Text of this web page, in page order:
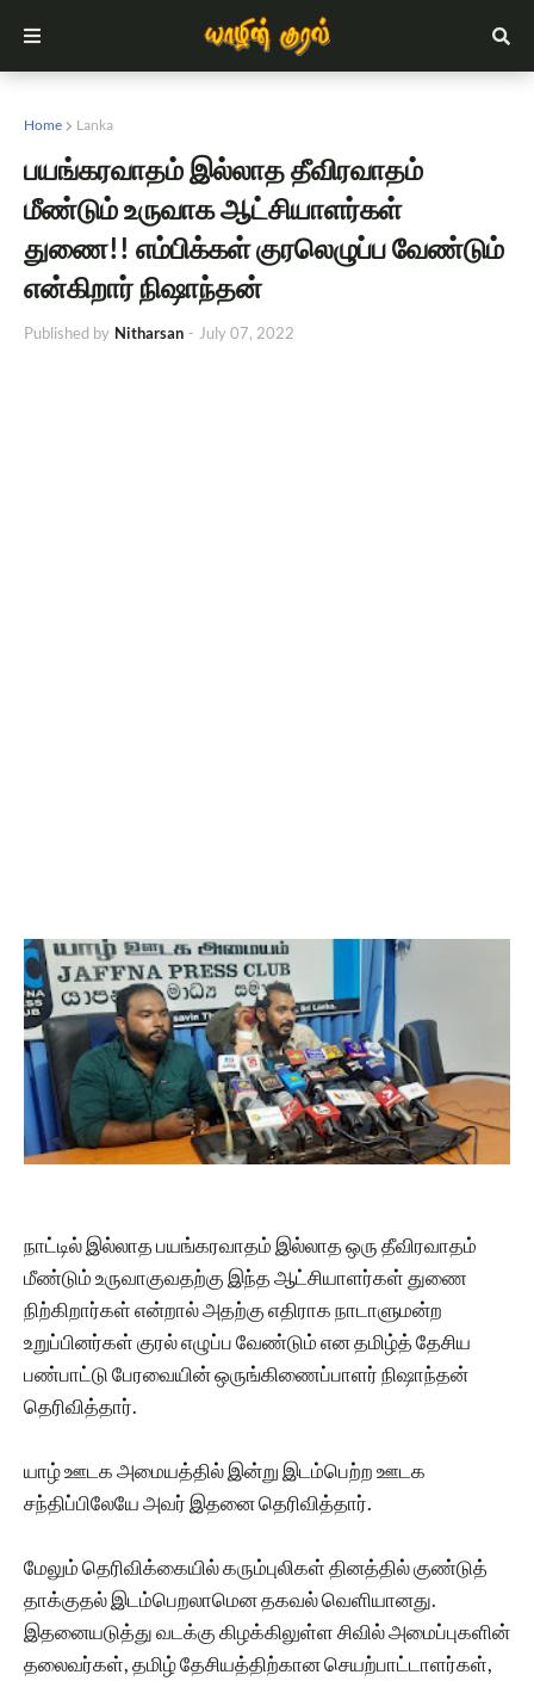
Home Lanka
பயங்கரவாதம் இல்லாத தீவிரவாதம்
மீண்டும் உருவாக ஆட்சியாளர்கள்
துணை!! எம்பிக்கள் குரலெழுப்ப வேண்டும்
என்கிறார் நிஷாந்தன்
Published by Nitharsan - July 07, 2022
நாட்டில் இல்லாத பயங்கரவாதம் இல்லாத ஒரு தீவிரவாதம்
மீண்டும் உருவாகுவதற்கு இந்த ஆட்சியாளர்கள் துணை
நிற்கிறார்கள் என்றால் அதற்கு எதிராக நாடாளுமன்ற
உறுப்பினர்கள் குரல் எழுப்ப வேண்டும் என தமிழ்த் தேசிய
பண்பாட்டு பேரவையின் ஒருங்கிணைப்பாளர் நிஷாந்தன்
தெரிவித்தார்.
யாழ் ஊடக அமையத்தில் இன்று இடம்பெற்ற ஊடக
சந்திப்பிலேயே அவர் இதனை தெரிவித்தார்.
மேலும் தெரிவிக்கையில் கரும்புலிகள் தினத்தில் குண்டுத்
தாக்குதல் இடம்பெறலாமென தகவல் வெளியானது.
இதனையடுத்து வடக்கு கிழக்கிலுள்ள சிவில் அமைப்புகளின்
தலைவர்கள், தமிழ் தேசியத்திற்கான செயற்பாட்டாளர்கள்,